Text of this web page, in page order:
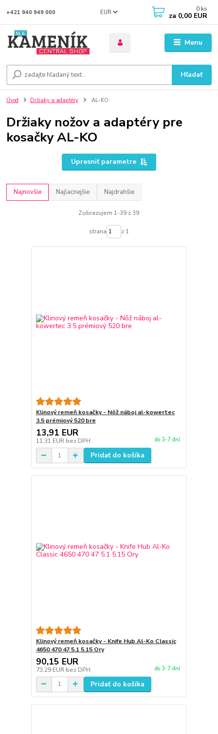
Menu
EUR
Hľadať
+421 940 949 000 0 ks
za 0,00 EUR
Úvod Držiaky a adaptéry AL-KO
Držiaky nožov a adaptéry pre
kosačky AL-KO
Upresniť parametre
Najnovšie Najlacnejšie Najdrahšie
Zobrazujem 1-39 z 39
strana z 1
Klinový remeň kosačky - Nôž náboj al-kowertec
3.5 prémiový 520 bre
13,91 EUR
11,31 EUR bez DPH do 3-7 dní
Pridať do košíka
Klinový remeň kosačky - Knife Hub Al-Ko Classic
4650 470 47 5.1 5.15 Ory
90,15 EUR
73,29 EUR bez DPH do 3-7 dní
Pridať do košíka